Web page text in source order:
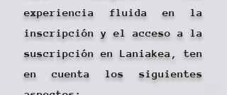
experiencia fluida en la
inscripción y el acceso a la
suscripción en Laniakea, ten
en cuenta los siguientes